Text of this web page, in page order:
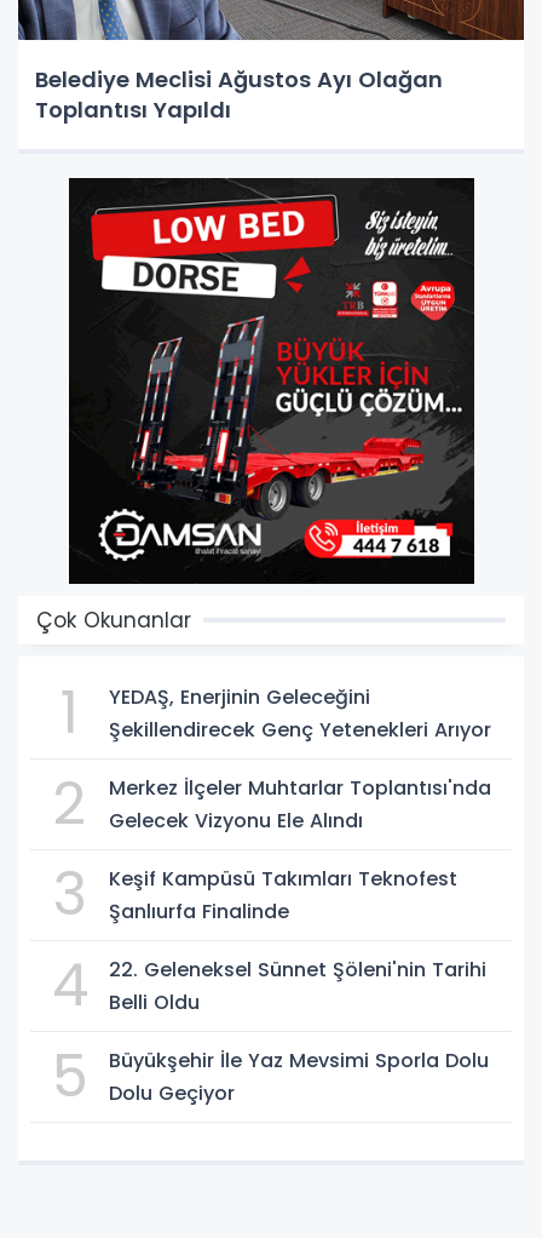
Belediye Meclisi Ağustos Ayı Olağan
Toplantısı Yapıldı
Çok Okunanlar
1
YEDAŞ, Enerjinin Geleceğini
Şekillendirecek Genç Yetenekleri Arıyor
2
Merkez İlçeler Muhtarlar Toplantısı'nda
Gelecek Vizyonu Ele Alındı
3
Keşif Kampüsü Takımları Teknofest
Şanlıurfa Finalinde
4
22. Geleneksel Sünnet Şöleni'nin Tarihi
Belli Oldu
5
Büyükşehir İle Yaz Mevsimi Sporla Dolu
Dolu Geçiyor